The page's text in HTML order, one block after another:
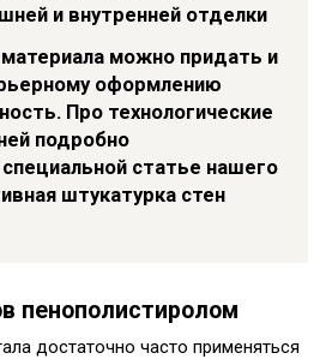
и внутренней отделки
можно придать и
оформлению
Про технологические
подробно
статье нашего
штукатурка стен
пенополистиролом
достаточно часто применяться